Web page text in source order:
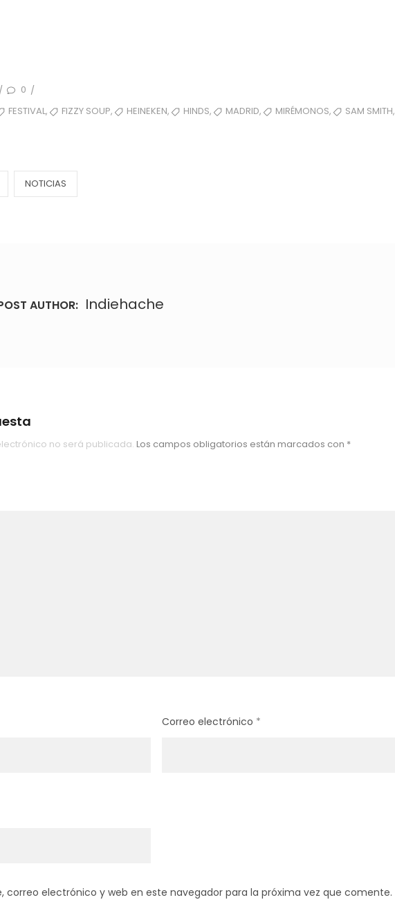
/ 0 /
FESTIVAL, FIZZY SOUP, HEINEKEN, HINDS, MADRID, MIRÉMONOS, SAM SMITH,
NOTICIAS
AUTHOR: Indiehache
no será publicada. Los campos obligatorios están marcados con *
Correo electrónico *
correo electrónico y web en este navegador para la próxima vez que comente.